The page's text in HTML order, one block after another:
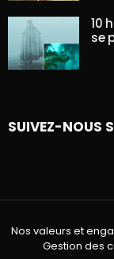
10
se
SUIVEZ-NOUS
Nos valeurs et
Gestion des